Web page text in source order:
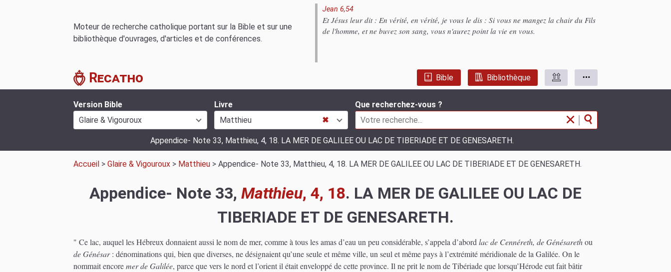
Moteur de recherche catholique portant sur la Bible et sur une
bibliothèque d'ouvrages, d'articles et de conférences.
Jean 6,54
Et Jésus leur dit : En vérité, en vérité, je vous le dis : Si vous ne mangez la chair du Fils
de l'homme, et ne buvez son sang, vous n'aurez point la vie en vous.
Recatho Bible Bibliothèque
Version Bible
Glaire & Vigouroux
Livre
Matthieu
✖
Que recherchez-vous ?
|
Appendice- Note 33, Matthieu, 4, 18. LA MER DE GALILEE OU LAC DE TIBERIADE ET DE GENESARETH.
Accueil > Glaire & Vigouroux > Matthieu > Appendice- Note 33, Matthieu, 4, 18. LA MER DE GALILEE OU LAC DE TIBERIADE ET DE GENESARETH.
Appendice- Note 33, Matthieu, 4, 18. LA MER DE GALILEE OU LAC DE
TIBERIADE ET DE GENESARETH.
" Ce lac, auquel les Hébreux donnaient aussi le nom de mer, comme à tous les amas d’eau un peu considérable, s’appela d’abord lac de Cennéreth, de Génésarethou
de Génésar: dénominations qui, bien que diverses, ne désignaient qu’une seule et même ville, un seul et même pays à l’extrémité méridionale de la Galilée. On le
nommait encoremer de Galilée, parce que vers le nord et l’orient il était enveloppé de cette province. Il ne prit le nom de Tibériade que lorsqu’Hérode eut fait bâtir